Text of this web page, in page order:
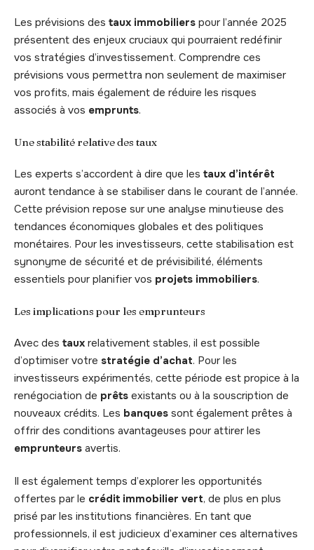
Les prévisions des taux immobiliers pour l’année 2025
présentent des enjeux cruciaux qui pourraient redéfinir
vos stratégies d’investissement. Comprendre ces
prévisions vous permettra non seulement de maximiser
vos profits, mais également de réduire les risques
associés à vos emprunts.
Une stabilité relative des taux
Les experts s’accordent à dire que les taux d’intérêt
auront tendance à se stabiliser dans le courant de l’année.
Cette prévision repose sur une analyse minutieuse des
tendances économiques globales et des politiques
monétaires. Pour les investisseurs, cette stabilisation est
synonyme de sécurité et de prévisibilité, éléments
essentiels pour planifier vos projets immobiliers.
Les implications pour les emprunteurs
Avec des taux relativement stables, il est possible
d’optimiser votre stratégie d’achat. Pour les
investisseurs expérimentés, cette période est propice à la
renégociation de prêts existants ou à la souscription de
nouveaux crédits. Les banques sont également prêtes à
offrir des conditions avantageuses pour attirer les
emprunteurs avertis.
Il est également temps d’explorer les opportunités
offertes par le crédit immobilier vert, de plus en plus
prisé par les institutions financières. En tant que
professionnels, il est judicieux d’examiner ces alternatives